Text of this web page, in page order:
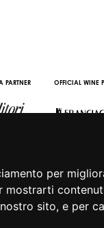
per
mostrarti
sito, e per
PARTNER OFFICIAL WINE